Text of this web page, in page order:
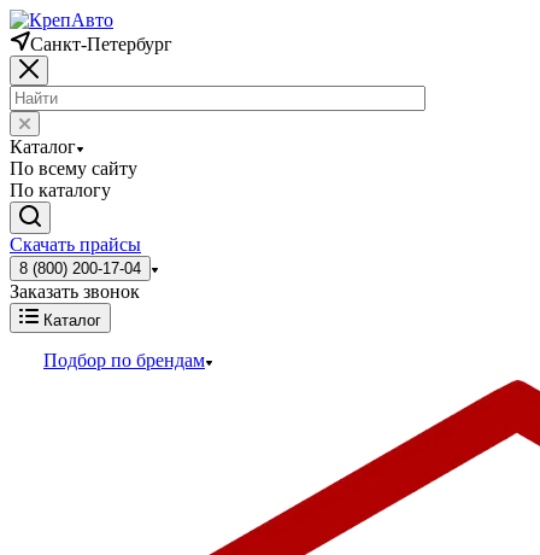
Санкт-Петербург
Каталог
По всему сайту
По каталогу
Скачать прайсы
8 (800) 200-17-04
Заказать звонок
Каталог
Подбор по брендам